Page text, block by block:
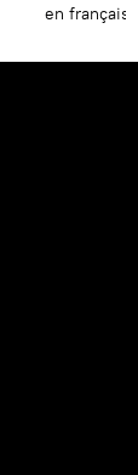
en français